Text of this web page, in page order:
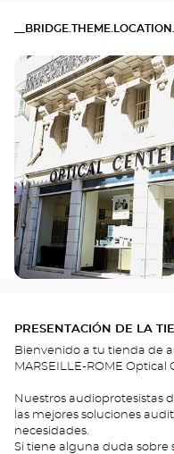
PRESENTACIÓN DE LA
Bienvenido a tu tienda de
MARSEILLE-ROME Optical
Nuestros audioprotesistas
las mejores soluciones
necesidades.
Si tiene alguna duda sobre